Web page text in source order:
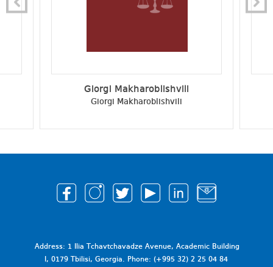
Giorgi Makharoblishvili
Giorgi Makharoblishvili
Address: 1 Ilia Tchavtchavadze Avenue, Academic Building
I, 0179 Tbilisi, Georgia. Phone: (+995 32) 2 25 04 84